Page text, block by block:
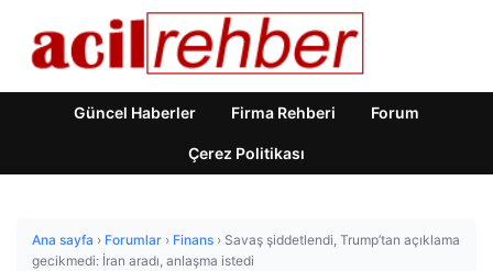
Güncel Haberler Firma Rehberi Forum
Çerez Politikası
Ana sayfa › Forumlar › Finans › Savaş şiddetlendi, Trump’tan açıklama
gecikmedi: İran aradı, anlaşma istedi